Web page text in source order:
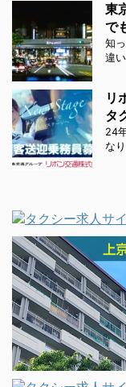
東
で
知
違
リ
タ
24
な